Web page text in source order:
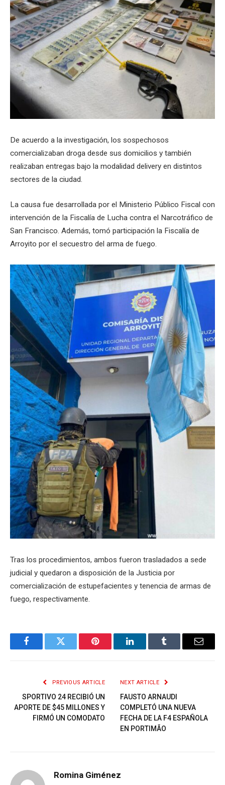
De acuerdo a la investigación, los sospechosos
comercializaban droga desde sus domicilios y también
realizaban entregas bajo la modalidad delivery en distintos
sectores de la ciudad.
La causa fue desarrollada por el Ministerio Público Fiscal con
intervención de la Fiscalía de Lucha contra el Narcotráfico de
San Francisco. Además, tomó participación la Fiscalía de
Arroyito por el secuestro del arma de fuego.
Tras los procedimientos, ambos fueron trasladados a sede
judicial y quedaron a disposición de la Justicia por
comercialización de estupefacientes y tenencia de armas de
fuego, respectivamente.
FacebookTwitter Pinterest LinkedInTumblr Email
PREVIOUS ARTICLE
SPORTIVO 24 RECIBIÓ UN
APORTE DE $45 MILLONES Y
FIRMÓ UN COMODATO
NEXT ARTICLE
FAUSTO ARNAUDI
COMPLETÓ UNA NUEVA
FECHA DE LA F4 ESPAÑOLA
EN PORTIMÃO
Romina Giménez